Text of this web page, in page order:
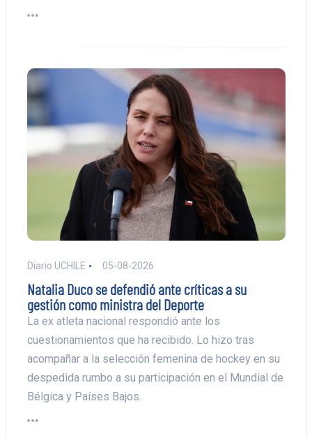
Diario UCHILE 05-08-2026
Natalia Duco se defendió ante críticas a su
gestión como ministra del Deporte
La ex atleta nacional respondió ante los
cuestionamientos que ha recibido. Lo hizo tras
acompañar a la selección femenina de hockey en su
despedida rumbo a su participación en el Mundial de
Bélgica y Países Bajos.